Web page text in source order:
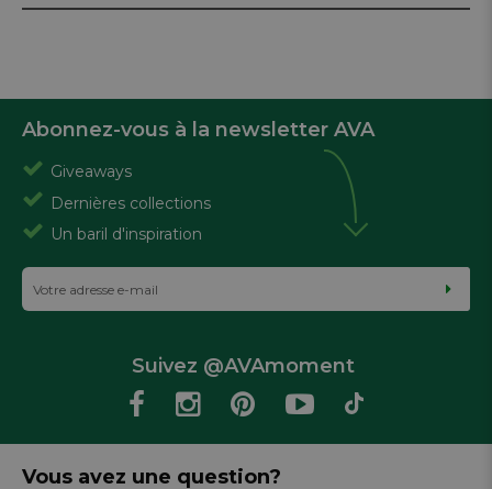
Abonnez-vous à la newsletter AVA
Giveaways
Dernières collections
Un baril d'inspiration
Suivez @AVAmoment
Vous avez une question?